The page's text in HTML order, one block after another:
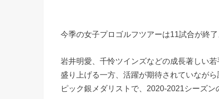
今季の女子プロゴルフツアーは11試合が終
岩井明愛、千怜ツインズなどの成長著しい
盛り上げる一方、活躍が期待されていなが
ピック銀メダリストで、2020-2021シーズン